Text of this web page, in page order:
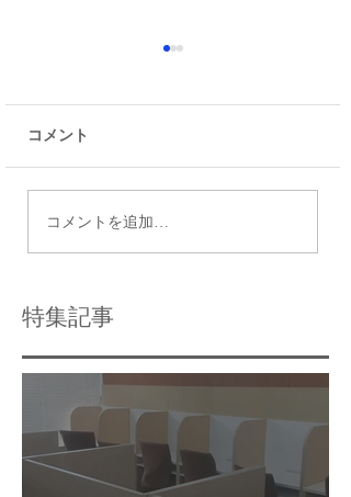
晴海総合高校ってどん
コメント
コメントを追加…
特集記事